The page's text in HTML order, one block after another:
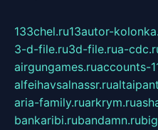
133chel.ru13autor-
3-d-file.ru3d-file.rua-
airgungames.ruaccounts-
alfeihavsalnassr.ru
aria-family.ruarkrym.ru
bankaribi.rubandamn.ru